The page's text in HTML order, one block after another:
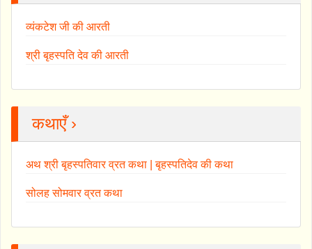
व्यंकटेश जी की आरती
श्री बृहस्पति देव की आरती
कथाएँ ›
अथ श्री बृहस्पतिवार व्रत कथा | बृहस्पतिदेव की कथा
सोलह सोमवार व्रत कथा